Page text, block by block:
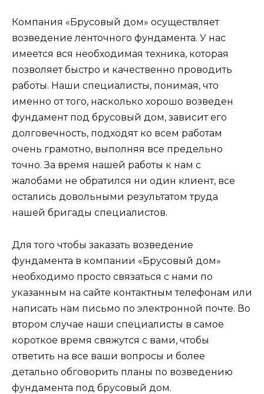
Компания «Брусовый дом» осуществляет
возведение ленточного фундамента. У нас
имеется вся необходимая техника, которая
позволяет быстро и качественно проводить
работы. Наши специалисты, понимая, что
именно от того, насколько хорошо возведен
фундамент под брусовый дом, зависит его
долговечность, подходят ко всем работам
очень грамотно, выполняя все предельно
точно. За время нашей работы к нам с
жалобами не обратился ни один клиент, все
остались довольными результатом труда
нашей бригады специалистов.
Для того чтобы заказать возведение
фундамента в компании «Брусовый дом»
необходимо просто связаться с нами по
указанным на сайте контактным телефонам или
написать нам письмо по электронной почте. Во
втором случае наши специалисты в самое
короткое время свяжутся с вами, чтобы
ответить на все ваши вопросы и более
детально обговорить планы по возведению
фундамента под брусовый дом.